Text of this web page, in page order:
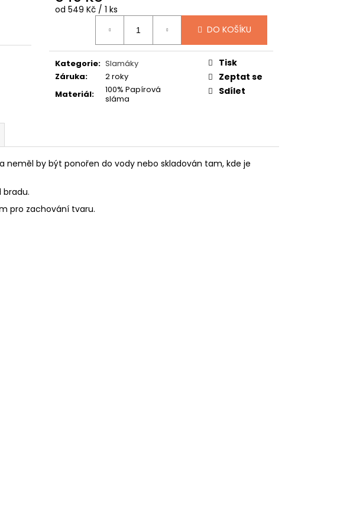
Měrná
od 549 Kč / 1 ks
DO KOŠÍKU
Kategorie: Slamáky
Záruka:
2 roky
Materiál:
100% Papírová
sláma
Tisk
Zeptat se
Sdílet
neměl by být ponořen do vody nebo skladován tam, kde je
pro zachování tvaru.
SPACÍ ČEPICE TUČŇÁK